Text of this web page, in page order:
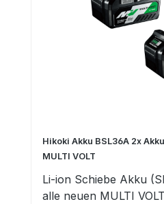
Hikoki Akku BSL36A 2x
MULTI VOLT
Li-ion Schiebe Akku
alle neuen MULTI